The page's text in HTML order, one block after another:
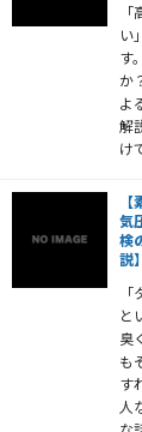
い
す
か
よ
解
け
気
検
説】
と
臭
も
す
人